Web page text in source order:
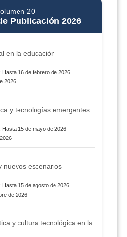
20
Publicación 2026
en la educación
Hasta 16 de febrero de 2026
2026
y tecnologías emergentes
Hasta 15 de mayo de 2026
nuevos escenarios
Hasta 15 de agosto de 2026
de 2026
y cultura tecnológica en la